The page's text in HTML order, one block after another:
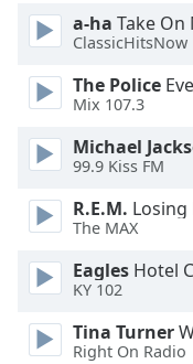
dialog
window.
Escape
cancel
and
close
Text
Color
a-ha Take On
ClassicHitsNow
The Police
Mix 107.3
Michael
99.9 Kiss FM
R.E.M. Losing
The MAX
Eagles Hotel
KY 102
Tina Turner
Right On Radio